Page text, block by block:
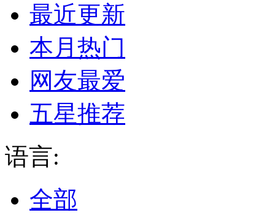
最近更新
本月热门
网友最爱
五星推荐
语言:
全部